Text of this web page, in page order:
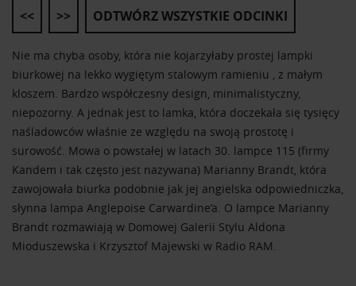
Nie ma chyba osoby, która nie kojarzyłaby prostej lampki
biurkowej na lekko wygiętym stalowym ramieniu , z małym
kloszem. Bardzo współczesny design, minimalistyczny,
niepozorny. A jednak jest to lamka, która doczekała się tysięcy
naśladowców właśnie ze względu na swoją prostotę i
surowość. Mowa o powstałej w latach 30. lampce 115 (firmy
Kandem i tak często jest nazywana) Marianny Brandt, która
zawojowała biurka podobnie jak jej angielska odpowiedniczka,
słynna lampa Anglepoise Carwardine’a. O lampce Marianny
Brandt rozmawiają w Domowej Galerii Stylu Aldona
Mioduszewska i Krzysztof Majewski w Radio RAM.
<< >> ODTWÓRZ WSZYSTKIE ODCINKI